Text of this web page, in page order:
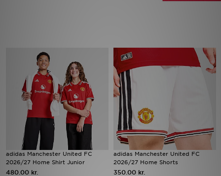
adidas Manchester United FC
2026/27 Home Shirt Junior
480.00 kr.
adidas Manchester United FC
2026/27 Home Shorts
350.00 kr.
Fodbold
Sport
Download JD app'en
Mit JD
Mine beskeder
Hjælp & information